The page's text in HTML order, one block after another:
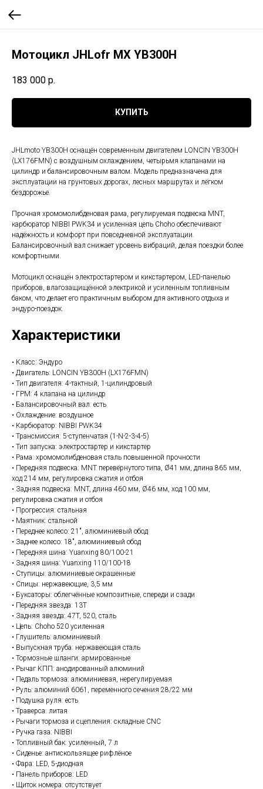
Мотоцикл JHLofr MX YB300H
183 000 р.
КУПИТЬ
JHLmoto YB300H оснащён современным двигателем LONCIN YB300H
(LX176FMN) с воздушным охлаждением, четырьмя клапанами на
цилиндр и балансировочным валом. Модель предназначена для
эксплуатации на грунтовых дорогах, лесных маршрутах и лёгком
бездорожье.
Прочная хромомолибденовая рама, регулируемая подвеска MNT,
карбюратор NIBBI PWK34 и усиленная цепь Choho обеспечивают
надёжность и комфорт при повседневной эксплуатации.
Балансировочный вал снижает уровень вибраций, делая поездки более
комфортными.
Мотоцикл оснащён электростартером и кикстартером, LED-панелью
приборов, влагозащищённой электрикой и усиленным топливным
баком, что делает его практичным выбором для активного отдыха и
эндуро-поездок.
Характеристики
• Класс: Эндуро
• Двигатель: LONCIN YB300H (LX176FMN)
• Тип двигателя: 4-тактный, 1-цилиндровый
• ГРМ: 4 клапана на цилиндр
• Балансировочный вал: есть
• Охлаждение: воздушное
• Карбюратор: NIBBI PWK34
• Трансмиссия: 5-ступенчатая (1-N-2-3-4-5)
• Тип запуска: электростартер и кикстартер
• Рама: хромомолибденовая сталь повышенной прочности
• Передняя подвеска: MNT перевёрнутого типа, Ø41 мм, длина 865 мм,
ход 214 мм, регулировка сжатия и отбоя
• Задняя подвеска: MNT, длина 460 мм, Ø46 мм, ход 100 мм,
регулировка сжатия и отбоя
• Прогрессия: стальная
• Маятник: стальной
• Переднее колесо: 21", алюминиевый обод
• Заднее колесо: 18", алюминиевый обод
• Передняя шина: Yuanxing 80/100-21
• Задняя шина: Yuanxing 110/100-18
• Ступицы: алюминиевые окрашенные
• Спицы: нержавеющие, 3,5 мм
• Буксаторы: облегчённые композитные, спереди и сзади
• Передняя звезда: 13T
• Задняя звезда: 47T, 520, сталь
• Цепь: Choho 520 усиленная
• Глушитель: алюминиевый
• Выпускная труба: нержавеющая сталь
• Тормозные шланги: армированные
• Рычаг КПП: анодированный алюминий
• Педаль тормоза: алюминиевая, нерегулируемая
• Руль: алюминий 6061, переменного сечения 28/22 мм
• Подушка руля: есть
• Траверса: литая
• Рычаги тормоза и сцепления: складные CNC
• Ручка газа: NIBBI
• Топливный бак: усиленный, 7 л
• Сиденье: антискользящее рифлёное
• Фара: LED, 5-диодная
• Панель приборов: LED
• Щиток номера: отсутствует